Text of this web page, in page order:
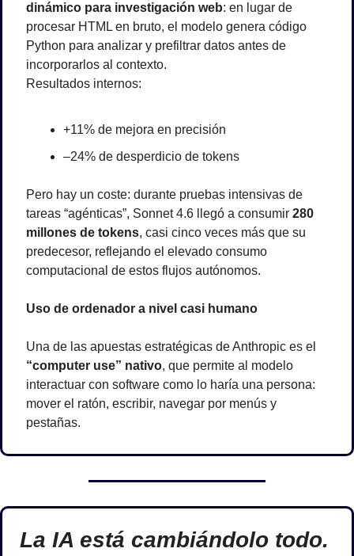
dinámico para investigación web: en lugar de
procesar HTML en bruto, el modelo genera código
Python para analizar y prefiltrar datos antes de
incorporarlos al contexto.
Resultados internos:
+11% de mejora en precisión
–24% de desperdicio de tokens
Pero hay un coste: durante pruebas intensivas de
tareas “agénticas”, Sonnet 4.6 llegó a consumir 280
millones de tokens, casi cinco veces más que su
predecesor, reflejando el elevado consumo
computacional de estos flujos autónomos.
Uso de ordenador a nivel casi humano
“computer use” nativo, que permite al modelo
interactuar con software como lo haría una persona:
mover el ratón, escribir, navegar por menús y
pestañas.
La IA está cambiándolo todo.